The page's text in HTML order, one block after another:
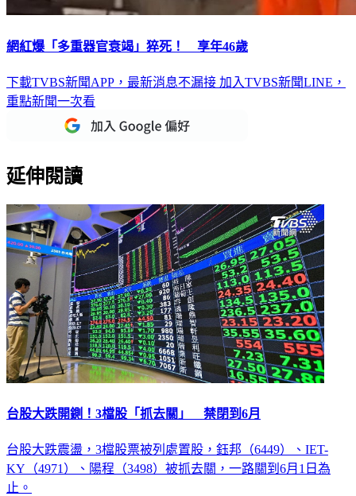
網紅爆「多重器官衰竭」猝死！ 享年46歲
下載TVBS新聞APP，最新消息不漏接 加入TVBS新聞LINE，
重點新聞一次看
延伸閱讀
台股大跌開鍘！3檔股「抓去關」 禁閉到6月
台股大跌震盪，3檔股票被列處置股，鈺邦（6449）、IET-
KY（4971）、陽程（3498）被抓去關，一路關到6月1日為
止。